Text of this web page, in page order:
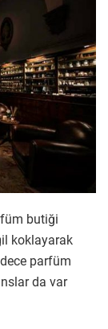
butiği
koklayarak
parfüm
da var